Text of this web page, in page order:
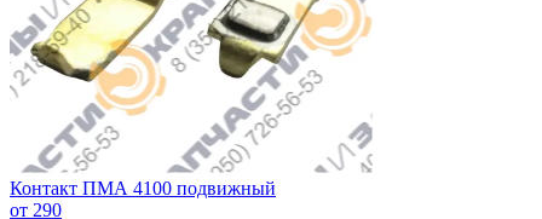
Контакт ПМА 4100 подвижный
от 290